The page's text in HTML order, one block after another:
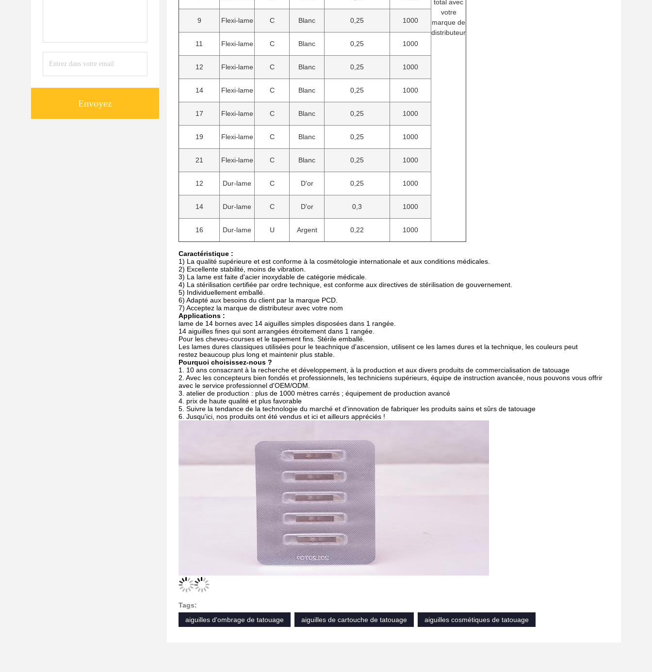
Envoyez
total avec
votre
marque de
distributeur
9 Flexi-lame C Blanc 0,25 1000
11 Flexi-lame C Blanc 0,25 1000
12 Flexi-lame C Blanc 0,25 1000
14 Flexi-lame C Blanc 0,25 1000
17 Flexi-lame C Blanc 0,25 1000
19 Flexi-lame C Blanc 0,25 1000
21 Flexi-lame C Blanc 0,25 1000
12 Dur-lame C D'or 0,25 1000
14 Dur-lame C D'or 0,3 1000
16 Dur-lame U Argent 0,22 1000
Caractéristique :
1) La qualité supérieure et est conforme à la cosmétologie internationale et aux conditions médicales.
2) Excellente stabilité, moins de vibration.
3) La lame est faite d'acier inoxydable de catégorie médicale.
4) La stérilisation certifiée par ordre technique, est conforme aux directives de stérilisation de gouvernement.
5) Individuellement emballé.
6) Adapté aux besoins du client par la marque PCD.
7) Acceptez la marque de distributeur avec votre nom
Applications :
lame de 14 bornes avec 14 aiguilles simples disposées dans 1 rangée.
14 aiguilles fines qui sont arrangées étroitement dans 1 rangée.
Pour les cheveu-courses et le tapement fins. Stérile emballé.
Les lames dures classiques utilisées pour le teachnique d'ascension, utilisent ce les lames dures et la technique, les couleurs peut
restez beaucoup plus long et maintenir plus stable.
Pourquoi choisissez-nous ?
1. 10 ans consacrant à la recherche et développement, à la production et aux divers produits de commercialisation de tatouage
2. Avec les concepteurs bien fondés et professionnels, les techniciens supérieurs, équipe de instruction avancée, nous pouvons vous offrir
avec le service professionnel d'OEM/ODM.
3. atelier de production : plus de 1000 mètres carrés ; équipement de production avancé
4. prix de haute qualité et plus favorable
5. Suivre la tendance de la technologie du marché et d'innovation de fabriquer les produits sains et sûrs de tatouage
6. Jusqu'ici, nos produits ont été vendus et ici et ailleurs appréciés !
Tags:
aiguilles d'ombrage de tatouage
aiguilles de cartouche de tatouage aiguilles cosmétiques de tatouage